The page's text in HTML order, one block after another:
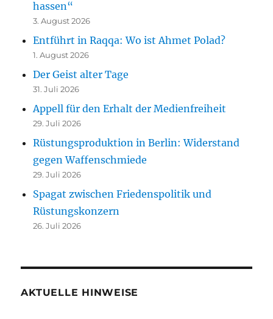
hassen“
3. August 2026
Entführt in Raqqa: Wo ist Ahmet Polad?
1. August 2026
Der Geist alter Tage
31. Juli 2026
Appell für den Erhalt der Medienfreiheit
29. Juli 2026
Rüstungsproduktion in Berlin: Widerstand
gegen Waffenschmiede
29. Juli 2026
Spagat zwischen Friedenspolitik und
Rüstungskonzern
26. Juli 2026
AKTUELLE HINWEISE